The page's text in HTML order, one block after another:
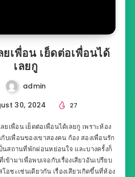
ยเพื่อน เย็ดต่อเพื่อนได้
เลยกู
admin
30, 2024
27
ลยเพื่อน เย็ดต่อเพื่อนได้เลยกู เพราะห้อง
เพื่อนของเขาสองคน ก้อง สองเพื่อนรัก
นสถานที่พักผ่อนหย่อนใจ และบางครั้งก็
ข้ามาเพื่อพบเจอกับเรื่องเสียวอันเปรียบ
อชะเช่นเดียวกัน เรื่องเสียวเกิดขึ้นที่ห้อง